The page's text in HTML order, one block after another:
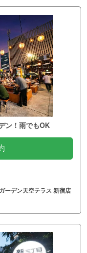
ン！雨でもOK
ーデン天空テラス 新宿店